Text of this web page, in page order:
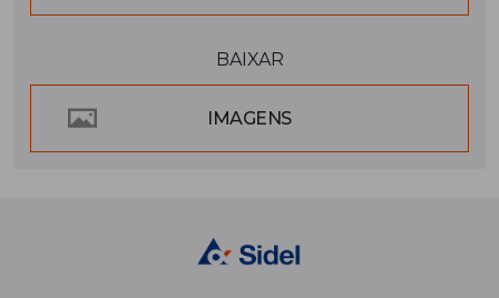
BAIXAR
IMAGENS